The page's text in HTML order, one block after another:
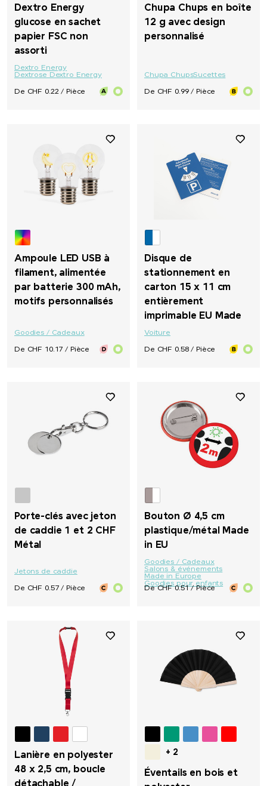
Dextro Energy
glucose en sachet
papier FSC non
assorti
Dextro Energy
Dextrose Dextro Energy
De CHF 0.22 / Pièce
Chupa Chups en boîte
12 g avec design
personnalisé
Chupa ChupsSucettes
De CHF 0.99 / Pièce
Ampoule LED USB à
filament, alimentée
par batterie 300 mAh,
motifs personnalisés
Goodies / Cadeaux
De CHF 10.17 / Pièce
Disque de
stationnement en
carton 15 x 11 cm
entièrement
imprimable EU Made
Voiture
De CHF 0.58 / Pièce
Porte-clés avec jeton
de caddie 1 et 2 CHF
Métal
Jetons de caddie
De CHF 0.57 / Pièce
Bouton Ø 4,5 cm
plastique/métal Made
in EU
Goodies / Cadeaux
Salons & événements
Made in Europe
Goodies pour enfants
De CHF 0.51 / Pièce
Lanière en polyester
48 x 2,5 cm, boucle
+ 2
Éventails en bois et